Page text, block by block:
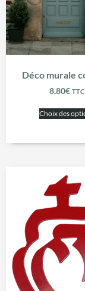
Déco murale
8.80€ TTC
Choix des